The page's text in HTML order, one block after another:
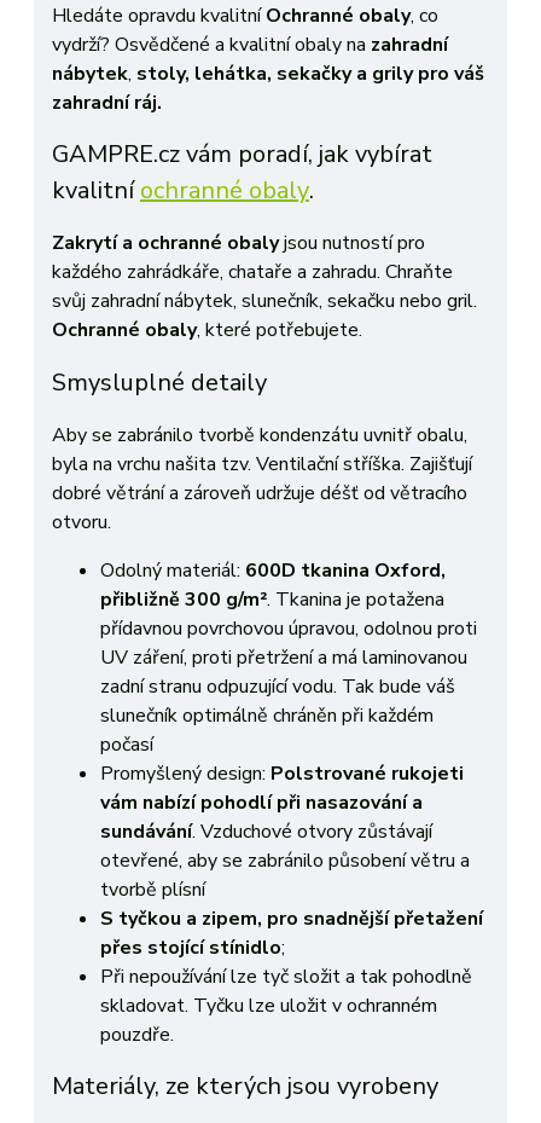
Hledáte opravdu kvalitníOchranné obaly, co
vydrží? Osvědčené a kvalitní obaly na zahradní
nábytek, stoly, lehátka, sekačky a grilypro váš
zahradní ráj.
GAMPRE.cz vám poradí, jak vybírat
kvalitníochranné obaly.
Zakrytí a ochranné obalyjsou nutností pro
každého zahrádkáře, chataře a zahradu. Chraňte
svůj zahradní nábytek, slunečník, sekačku nebo gril.
Ochranné obaly, které potřebujete.
Smysluplné detaily
Aby se zabránilo tvorbě kondenzátu uvnitř obalu,
byla na vrchu našita tzv. Ventilační stříška. Zajišťují
dobré větrání a zároveň udržuje déšť od větracího
otvoru.
Odolný materiál: 600D tkanina Oxford,
přibližně 300 g/m². Tkanina je potažena
přídavnou povrchovou úpravou, odolnou proti
UV záření, proti přetržení a má laminovanou
zadní stranu odpuzující vodu. Tak bude váš
slunečník optimálně chráněn při každém
počasí
Promyšlený design: Polstrované rukojeti
vám nabízí pohodlí při nasazování a
sundávání. Vzduchové otvory zůstávají
otevřené, aby se zabránilo působení větru a
tvorbě plísní
S tyčkou a zipem, pro snadnější přetažení
přes stojící stínidlo;
Při nepoužívání lze tyč složit a tak pohodlně
skladovat. Tyčku lze uložit v ochranném
pouzdře.
Materiály, ze kterých jsou vyrobeny